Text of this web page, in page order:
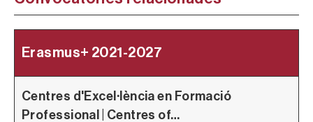
Erasmus+ 2021-2027
Centres d'Excel·lència en Formació
Professional | Centres of…